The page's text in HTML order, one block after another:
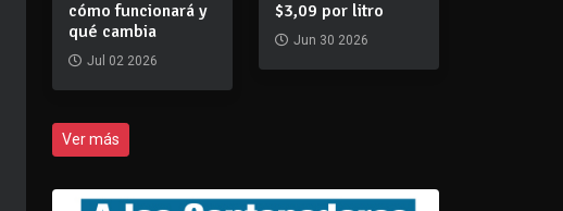
cómo funcionará y
qué cambia
Jul 02 2026
$3,09 por litro
Jun 30 2026
Ver más